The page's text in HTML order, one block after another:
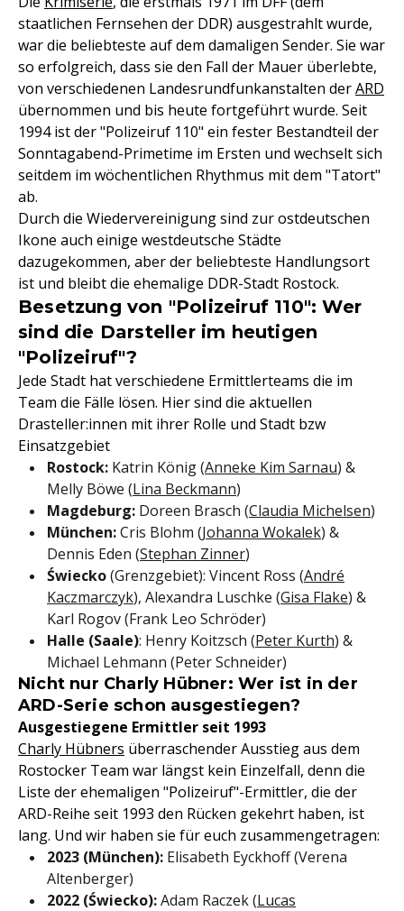
staatlichen Fernsehen der DDR) ausgestrahlt wurde,
war die beliebteste auf dem damaligen Sender. Sie war
so erfolgreich, dass sie den Fall der Mauer überlebte,
von verschiedenen Landesrundfunkanstalten derARD
übernommen und bis heute fortgeführt wurde. Seit
1994 ist der "Polizeiruf 110" ein fester Bestandteil der
Sonntagabend-Primetime im Ersten und wechselt sich
seitdem im wöchentlichen Rhythmus mit dem "Tatort"
ab.
Durch die Wiedervereinigung sind zur ostdeutschen
Ikone auch einige westdeutsche Städte
dazugekommen, aber der beliebteste Handlungsort
ist und bleibt die ehemalige DDR-Stadt Rostock.
Besetzung von "Polizeiruf 110": Wer
sind die Darsteller im heutigen
"Polizeiruf"?
Jede Stadt hat verschiedene Ermittlerteams die im
Team die Fälle lösen. Hier sind die aktuellen
Drasteller:innen mit ihrer Rolle und Stadt bzw
Einsatzgebiet
Rostock: Katrin König (Anneke Kim Sarnau) &
Melly Böwe (Lina Beckmann)
Magdeburg: Doreen Brasch (Claudia Michelsen)
München:Cris Blohm (Johanna Wokalek) &
Dennis Eden (Stephan Zinner)
Świecko(Grenzgebiet): Vincent Ross (André
Kaczmarczyk), Alexandra Luschke (Gisa Flake) &
Karl Rogov (Frank Leo Schröder)
Halle (Saale): Henry Koitzsch (Peter Kurth) &
Michael Lehmann (Peter Schneider)
Nicht nur Charly Hübner: Wer ist in der
ARD-Serie schon ausgestiegen?
Ausgestiegene Ermittler seit 1993
Charly Hübners überraschender Ausstieg aus dem
Rostocker Team war längst kein Einzelfall, denn die
Liste der ehemaligen "Polizeiruf"-Ermittler, die der
ARD-Reihe seit 1993 den Rücken gekehrt haben, ist
lang. Und wir haben sie für euch zusammengetragen:
2023 (München): Elisabeth Eyckhoff (Verena
Altenberger)
2022 (Świecko):Adam Raczek (Lucas